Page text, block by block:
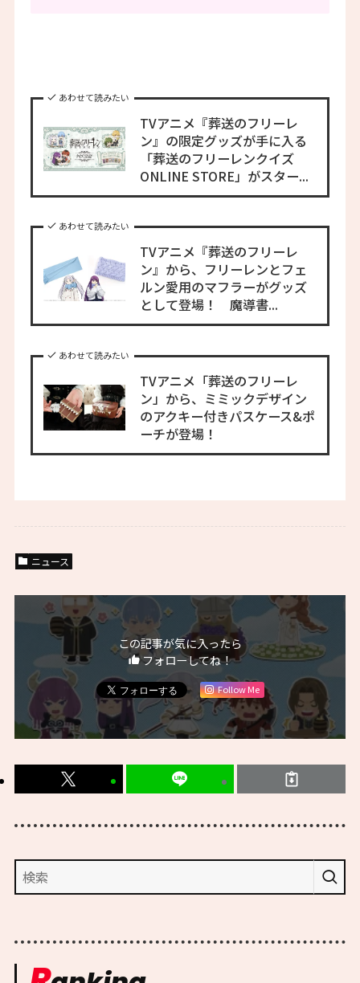
あわせて読みたい
TVアニメ『葬送のフリーレ
ン』の限定グッズが手に入る
「葬送のフリーレンクイズ
ONLINE STORE」がスター...
あわせて読みたい
TVアニメ『葬送のフリーレ
ン』から、フリーレンとフェ
ルン愛用のマフラーがグッズ
として登場！ 魔導書...
あわせて読みたい
TVアニメ「葬送のフリーレ
ン」から、ミミックデザイン
のアクキー付きパスケース&ポ
ーチが登場！
ニュース
この記事が気に入ったら
フォローしてね！
Follow Me